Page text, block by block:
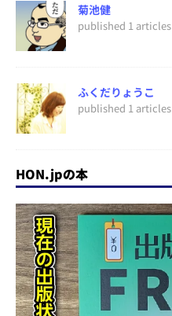
菊池健
published 1 articles
ふくだりょうこ
published 1 articles
HON.jpの本